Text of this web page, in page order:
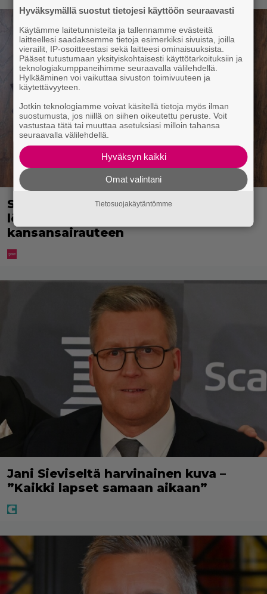
Syötkö perunoita näin? Tutkijat
löysivät yhteyden vakavaan
kansansairauteen
Jani Sieviseltä harvinainen kuva –
”Kaikki lapset samaan aikaan”
Hyväksymällä suostut tietojesi käyttöön seuraavasti
Käytämme laitetunnisteita ja tallennamme evästeitä
laitteellesi saadaksemme tietoja esimerkiksi sivuista, joilla
vierailit, IP-osoitteestasi sekä laitteesi ominaisuuksista.
Pääset tutustumaan yksityiskohtaisesti käyttötarkoituksiin ja
teknologiakumppaneihimme seuraavalla välilehdellä.
Hylkääminen voi vaikuttaa sivuston toimivuuteen ja
käytettävyyteen.
Jotkin teknologiamme voivat käsitellä tietoja myös ilman
suostumusta, jos niillä on siihen oikeutettu peruste. Voit
vastustaa tätä tai muuttaa asetuksiasi milloin tahansa
seuraavalla välilehdellä.
Hyväksyn kaikki
Omat valintani
Tietosuojakäytäntömme